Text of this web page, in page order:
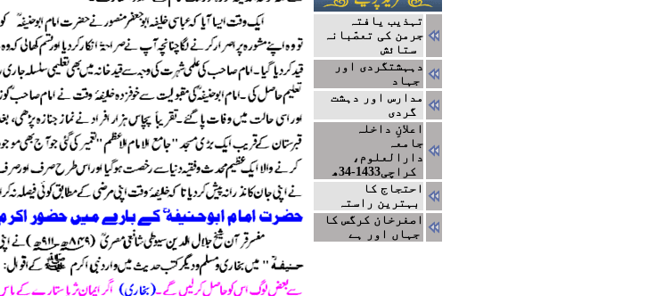
تہذیب یافتہ
جرمن کی تعصّبانہ
ستائش
دہہشتگردی اور
جہاد
مدارس اور دہشت
گردی
اعلانِ داخلہ
جامعہ
دارالعلوم،
کراچی1433-34ھ
احتجاج کا
بہترین راستہ
اصغرخان کرگس کا
جہاں اور ہے